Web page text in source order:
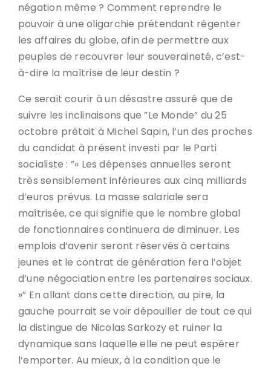
négation même ? Comment reprendre le
pouvoir à une oligarchie prétendant régenter
les affaires du globe, afin de permettre aux
peuples de recouvrer leur souveraineté, c’est-
à-dire la maîtrise de leur destin ?
Ce serait courir à un désastre assuré que de
suivre les inclinaisons que ”Le Monde” du 25
octobre prêtait à Michel Sapin, l’un des proches
du candidat à présent investi par le Parti
socialiste : ”« Les dépenses annuelles seront
très sensiblement inférieures aux cinq milliards
d’euros prévus. La masse salariale sera
maîtrisée, ce qui signifie que le nombre global
de fonctionnaires continuera de diminuer. Les
emplois d’avenir seront réservés à certains
jeunes et le contrat de génération fera l’objet
d’une négociation entre les partenaires sociaux.
»” En allant dans cette direction, au pire, la
gauche pourrait se voir dépouiller de tout ce qui
la distingue de Nicolas Sarkozy et ruiner la
dynamique sans laquelle elle ne peut espérer
l’emporter. Au mieux, à la condition que le